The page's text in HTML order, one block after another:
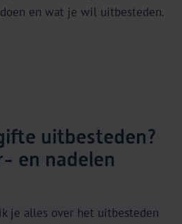
en wat je wil uitbesteden.
uitbesteden?
en nadelen
je alles over het uitbesteden